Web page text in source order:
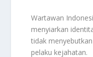
Wartawan
menyiarkan
tidak
pelaku kejahatan.